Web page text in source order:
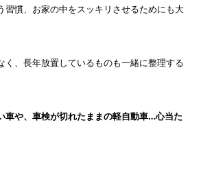
習慣、お家の中をスッキリさせるためにも大
く、長年放置しているものも一緒に整理する
車や、車検が切れたままの軽自動車…心当た